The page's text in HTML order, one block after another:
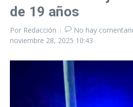
de 19 años
Por Redacción
No hay
noviembre 28, 2025 10:43